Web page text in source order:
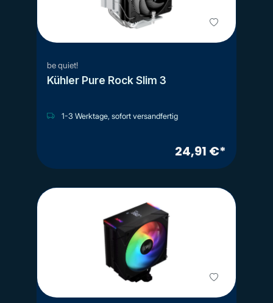
be quiet!
Kühler Pure Rock Slim 3
1-3 Werktage, sofort versandfertig
24,91 €*